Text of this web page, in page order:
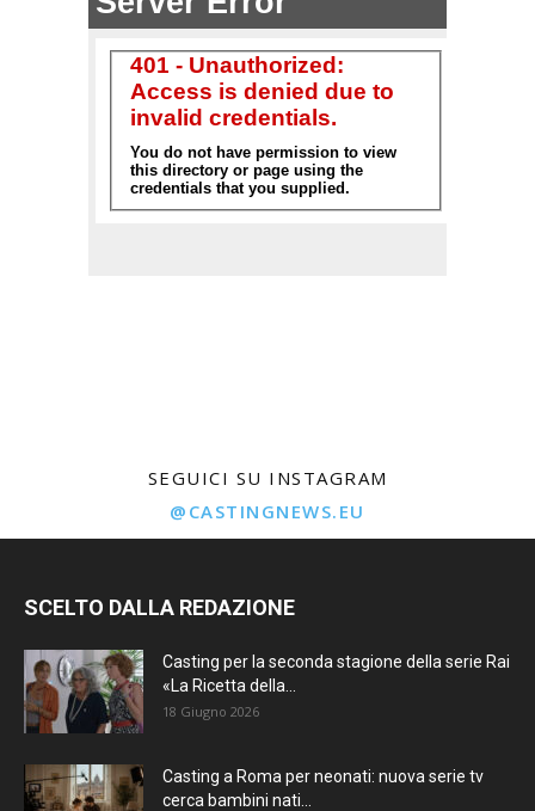
SEGUICI SU INSTAGRAM
@CASTINGNEWS.EU
SCELTO DALLA REDAZIONE
Casting per la seconda stagione della serie Rai
«La Ricetta della...
18 Giugno 2026
Casting a Roma per neonati: nuova serie tv
cerca bambini nati...